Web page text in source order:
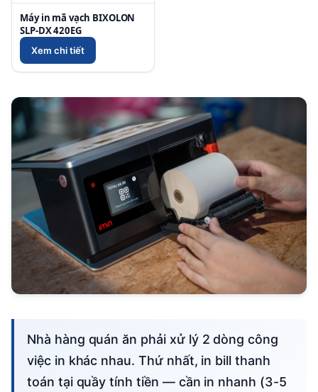
Máy in mã vạch BIXOLON
SLP-DX 420EG
Xem chi tiết
Nhà hàng quán ăn phải xử lý 2 dòng công
việc in khác nhau. Thứ nhất, in bill thanh
toán tại quầy tính tiền — cần in nhanh (3-5